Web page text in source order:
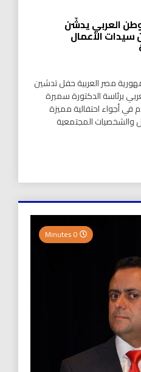
العربي يدشّن
سيدات الأعمال
مصر العربية حفل تدشين
برئاسة الدكتورة سميرة
في أجواء احتفالية مميزة
والشخصيات المجتمعية